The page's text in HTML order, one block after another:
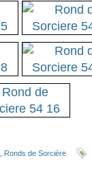
Ronds de Sorcière